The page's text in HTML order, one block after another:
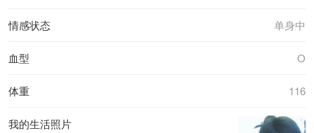
单身中
情感状态
O
血型
116
体重
我的生活照片